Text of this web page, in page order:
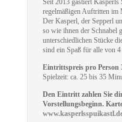
Seit 2013 gastiert
regelmäßigen Auftritten im
Der Kasperl, der Sepperl
so wie ihnen der Schnabel
unterschiedlichen Stücke
sind ein Spaß für alle von 4
Eintrittspreis pro Person
Spielzeit: ca. 25 bis 35
Den Eintritt zahlen Sie
Vorstellungsbeginn.